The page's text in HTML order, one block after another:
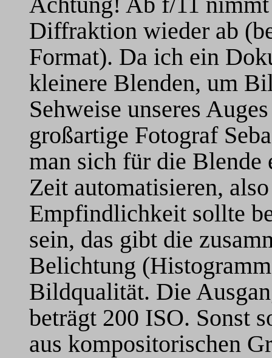
Diffraktion wieder ab
Format). Da ich ein
kleinere Blenden, um
Sehweise unseres
großartige Fotograf
man sich für die Blende
Zeit automatisieren,
Empfindlichkeit sollte
sein, das gibt die
Belichtung
Bildqualität. Die
beträgt 200 ISO. Sonst
aus kompositorischen